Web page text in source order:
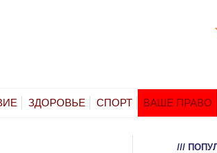
ЗДОРОВЬЕ СПОРТ ВАШЕ ПРАВО
///